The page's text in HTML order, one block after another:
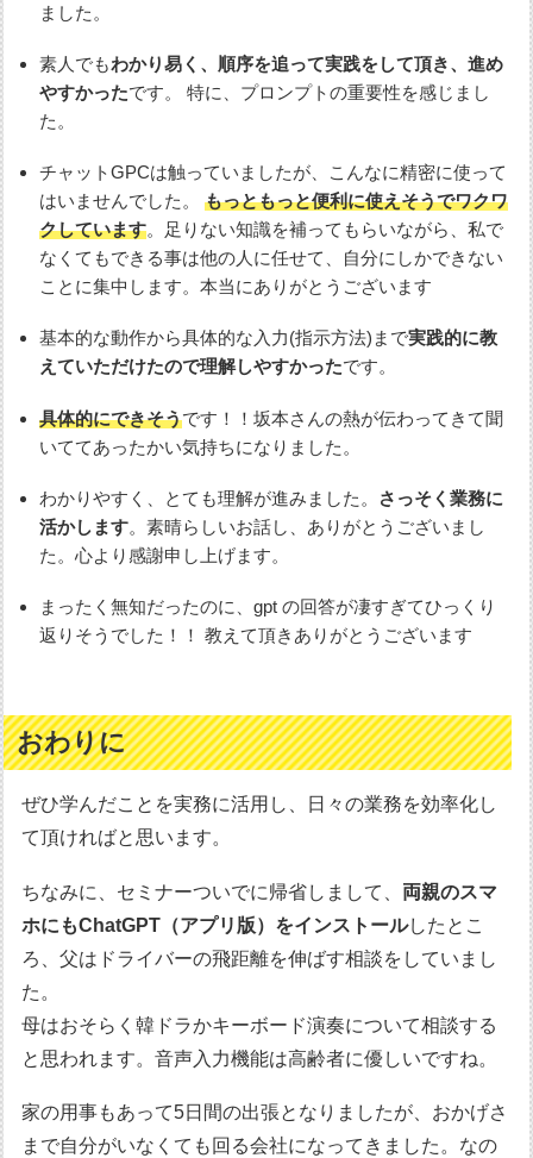
ました。
素人でもわかり易く、順序を追って実践をして頂き、進め
やすかったです。 特に、プロンプトの重要性を感じまし
た。
チャットGPCは触っていましたが、こんなに精密に使って
はいませんでした。もっともっと便利に使えそうでワクワ
クしています。足りない知識を補ってもらいながら、私で
なくてもできる事は他の人に任せて、自分にしかできない
ことに集中します。本当にありがとうございます
基本的な動作から具体的な入力(指示方法)まで実践的に教
えていただけたので理解しやすかったです。
具体的にできそうです！！坂本さんの熱が伝わってきて聞
いててあったかい気持ちになりました。
わかりやすく、とても理解が進みました。 さっそく業務に
活かします。素晴らしいお話し、ありがとうございまし
た。心より感謝申し上げます。
まったく無知だったのに、gpt の回答が凄すぎてひっくり
返りそうでした！！ 教えて頂きありがとうございます
おわりに
ぜひ学んだことを実務に活用し、日々の業務を効率化し
て頂ければと思います。
ちなみに、セミナーついでに帰省しまして、 両親のスマ
ホにもChatGPT（アプリ版）をインストールしたとこ
ろ、父はドライバーの飛距離を伸ばす相談をしていまし
た。
母はおそらく韓ドラかキーボード演奏について相談する
と思われます。音声入力機能は高齢者に優しいですね。
家の用事もあって5日間の出張となりましたが、おかげさ
まで自分がいなくても回る会社になってきました。なの